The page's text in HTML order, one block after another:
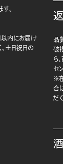
。
内にお届け
土日祝日の
品
破
ら
セ
※
合
だ